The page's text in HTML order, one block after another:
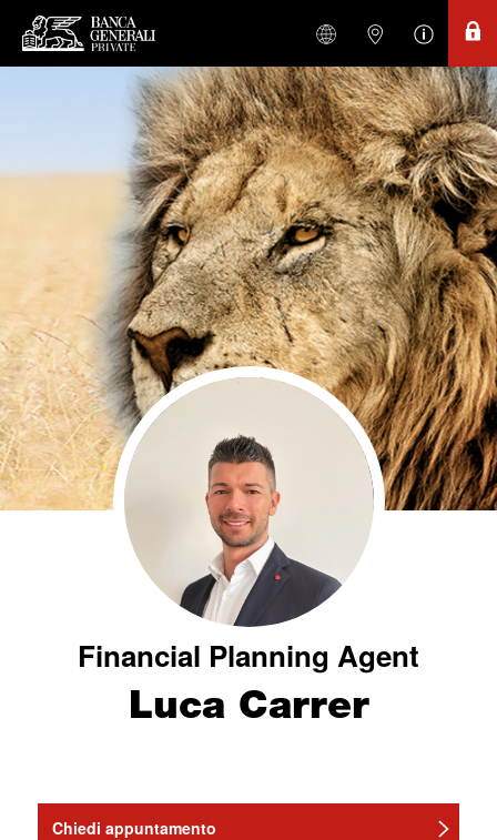
Financial Planning Agent
Luca Carrer
Chiedi appuntamento